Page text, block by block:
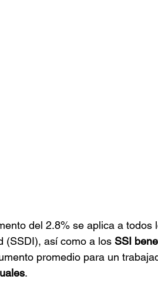
del 2.8% se aplica a todos
(SSDI), así como a los SSI
promedio para un
.